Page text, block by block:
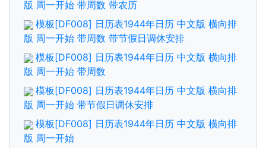
版 周一开始 带周数 带农历
模板[DF008] 日历表1944年日历 中文版 横向排
版 周一开始 带周数 带节假日调休安排
模板[DF008] 日历表1944年日历 中文版 横向排
版 周一开始 带周数
模板[DF008] 日历表1944年日历 中文版 横向排
版 周一开始 带节假日调休安排
模板[DF008] 日历表1944年日历 中文版 横向排
版 周一开始